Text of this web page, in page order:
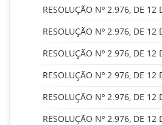
RESOLUÇÃO Nº 2.976, DE 12
RESOLUÇÃO Nº 2.976, DE 12
RESOLUÇÃO Nº 2.976, DE 12
RESOLUÇÃO Nº 2.976, DE 12
RESOLUÇÃO Nº 2.976, DE 12
RESOLUÇÃO Nº 2.976, DE 12